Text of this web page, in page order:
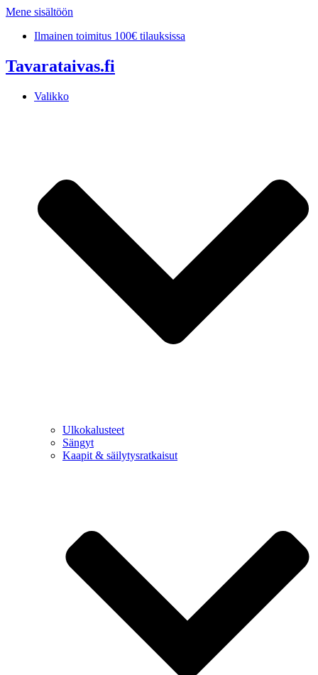
Mene sisältöön
Ilmainen toimitus 100€ tilauksissa
Tavarataivas.fi
Valikko
Ulkokalusteet
Sängyt
Kaapit & säilytysratkaisut